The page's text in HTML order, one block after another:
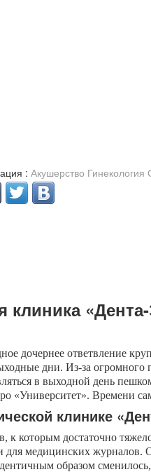
: Акушерство Гинекология
клиника
дочернее ответвление
дни. Из-за огромного
в выходной день
Времени
клинике
которым достаточно
для медицинских
образом